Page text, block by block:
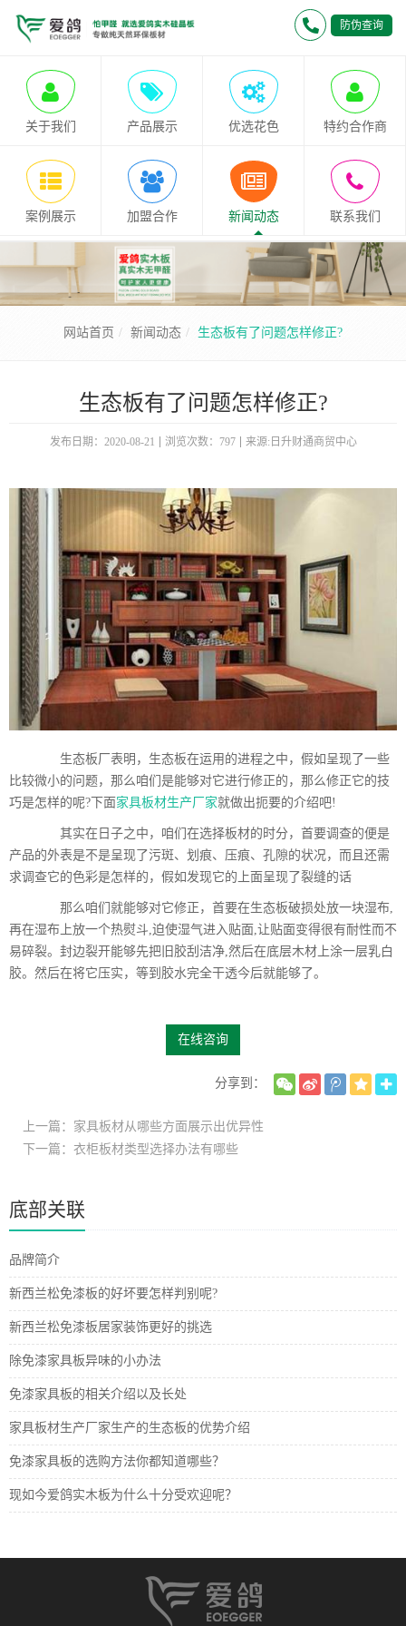
防伪查询
关于我们 产品展示 优选花色 特约合作商
案例展示 加盟合作 新闻动态 联系我们
网站首页 新闻动态 生态板有了问题怎样修正?
生态板有了问题怎样修正?
发布日期：2020-08-21 浏览次数：797 来源:日升财通商贸中心
生态板厂表明，生态板在运用的进程之中，假如呈现了一些
比较微小的问题，那么咱们是能够对它进行修正的，那么修正它的技
巧是怎样的呢?下面家具板材生产厂家就做出扼要的介绍吧!
其实在日子之中，咱们在选择板材的时分，首要调查的便是
产品的外表是不是呈现了污斑、划痕、压痕、孔隙的状况，而且还需
求调查它的色彩是怎样的，假如发现它的上面呈现了裂缝的话
那么咱们就能够对它修正，首要在生态板破损处放一块湿布,
再在湿布上放一个热熨斗,迫使湿气进入贴面,让贴面变得很有耐性而不
易碎裂。封边裂开能够先把旧胶刮洁净,然后在底层木材上涂一层乳白
胶。然后在将它压实，等到胶水完全干透今后就能够了。
在线咨询
分享到：
上一篇：家具板材从哪些方面展示出优异性
下一篇：衣柜板材类型选择办法有哪些
底部关联
品牌简介
新西兰松免漆板的好坏要怎样判别呢?
新西兰松免漆板居家装饰更好的挑选
除免漆家具板异味的小办法
免漆家具板的相关介绍以及长处
家具板材生产厂家生产的生态板的优势介绍
免漆家具板的选购方法你都知道哪些？
现如今爱鸽实木板为什么十分受欢迎呢？